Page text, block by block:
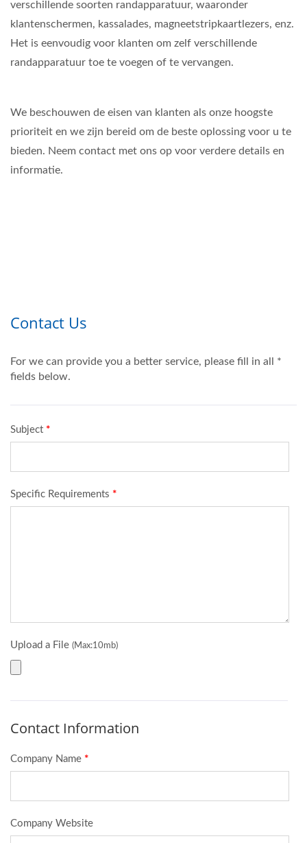
verschillende soorten randapparatuur, waaronder
klantenschermen, kassalades, magneetstripkaartlezers, enz.
Het is eenvoudig voor klanten om zelf verschillende
randapparatuur toe te voegen of te vervangen.
We beschouwen de eisen van klanten als onze hoogste
prioriteit en we zijn bereid om de beste oplossing voor u te
bieden. Neem contact met ons op voor verdere details en
informatie.